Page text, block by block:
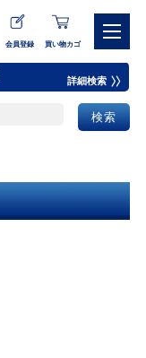
会員登録 買い物カゴ
詳細検索